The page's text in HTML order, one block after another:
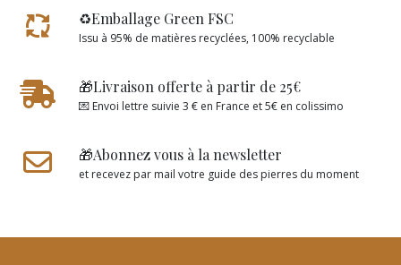
♻️Emballage Green FSC
Issu à 95% de matières recyclées, 100% recyclable
🎁Livraison offerte à partir de 25€
💌 Envoi lettre suivie 3 € en France et 5€ en colissimo
🎁Abonnez vous à la newsletter
et recevez par mail votre guide des pierres du moment